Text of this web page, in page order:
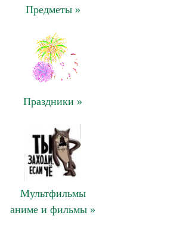
Предметы »
Праздники »
Мультфильмы
аниме и фильмы »